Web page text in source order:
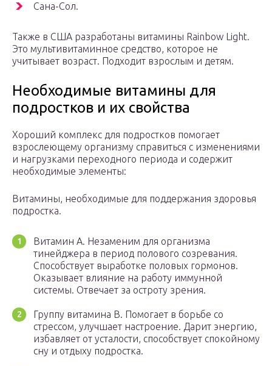
Сана-Сол.
Также в США разработаны витамины Rainbow Light.
Это мультивитаминное средство, которое не
учитывает возраст. Подходит взрослым и детям.
Необходимые витамины для
подростков и их свойства
Хороший комплекс для подростков помогает
взрослеющему организму справиться с изменениями
и нагрузками переходного периода и содержит
необходимые элементы:
Витамины, необходимые для поддержания здоровья
подростка.
Витамин А. Незаменим для организма
тинейджера в период полового созревания.
Способствует выработке половых гормонов.
Оказывает влияние на работу иммунной
системы. Отвечает за остроту зрения.
Группу витамина В. Помогает в борьбе со
стрессом, улучшает настроение. Дарит энергию,
избавляет от усталости, способствует спокойному
сну и отдыху подростка.